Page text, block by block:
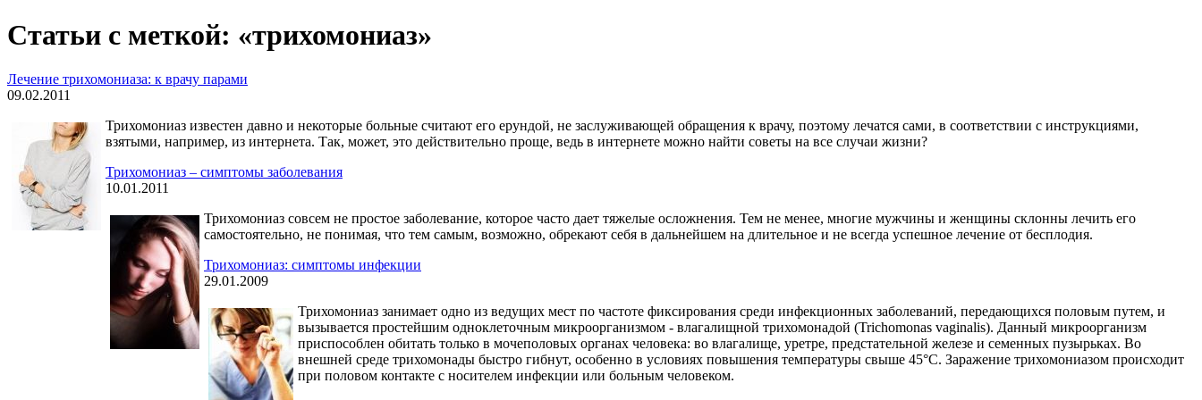
Статьи с меткой: «трихомониаз»
Лечение трихомониаза: к врачу парами
09.02.2011
Трихомониаз известен давно и некоторые больные считают его ерундой, не заслуживающей обращения к врачу, поэтому лечатся сами, в соответствии с инструкциями,
взятыми, например, из интернета. Так, может, это действительно проще, ведь в интернете можно найти советы на все случаи жизни?
Трихомониаз – симптомы заболевания
10.01.2011
Трихомониаз совсем не простое заболевание, которое часто дает тяжелые осложнения. Тем не менее, многие мужчины и женщины склонны лечить его
самостоятельно, не понимая, что тем самым, возможно, обрекают себя в дальнейшем на длительное и не всегда успешное лечение от бесплодия.
Трихомониаз: симптомы инфекции
29.01.2009
Трихомониаз занимает одно из ведущих мест по частоте фиксирования среди инфекционных заболеваний, передающихся половым путем, и
вызывается простейшим одноклеточным микроорганизмом - влагалищной трихомонадой (Trichomonas vaginalis). Данный микроорганизм
приспособлен обитать только в мочеполовых органах человека: во влагалище, уретре, предстательной железе и семенных пузырьках. Во
внешней среде трихомонады быстро гибнут, особенно в условиях повышения температуры свыше 45°С. Заражение трихомониазом происходит
при половом контакте с носителем инфекции или больным человеком.